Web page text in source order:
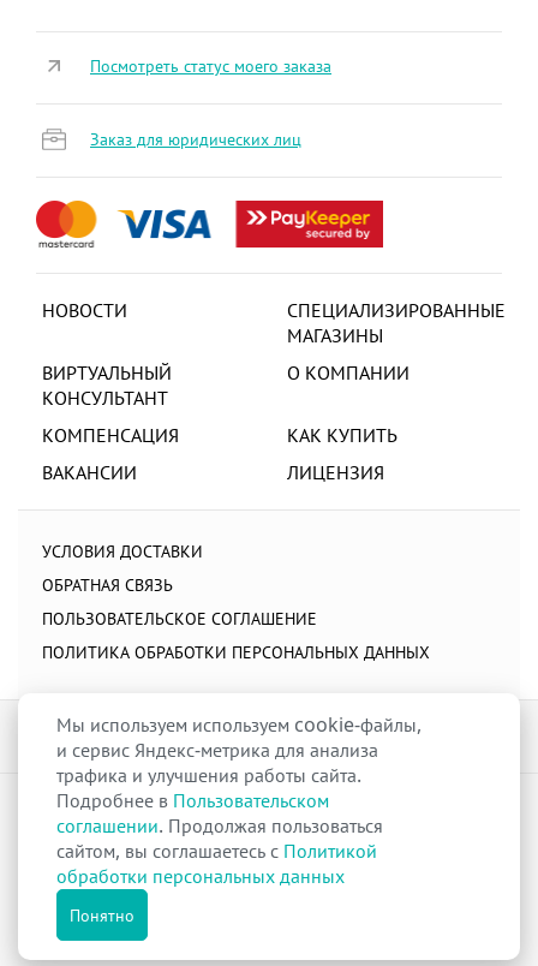
НОВОСТИ
СПЕЦИАЛИЗИРОВАННЫЕ
МАГАЗИНЫ
ВИРТУАЛЬНЫЙ
КОНСУЛЬТАНТ
О КОМПАНИИ
КОМПЕНСАЦИЯ
КАК КУПИТЬ
ВАКАНСИИ
ЛИЦЕНЗИЯ
УСЛОВИЯ ДОСТАВКИ
ОБРАТНАЯ СВЯЗЬ
ПОЛЬЗОВАТЕЛЬСКОЕ СОГЛАШЕНИЕ
ПОЛИТИКА ОБРАБОТКИ ПЕРСОНАЛЬНЫХ ДАННЫХ
Посмотреть статус моего заказа
Заказ для юридических лиц
raduga-ural.ru ©
Группа компаний Радуга
ЛицензияЛ042-00110-77/00263680 от 07 декабря 2017 г.
Разрешение№Р013-00110-66/03100314на дистанционную торговлю
лекарственными препаратами от 02 сентября 2025 г.
Все права защищены
Мы используем используем cookie-файлы,
и сервис Яндекс-метрика для анализа
трафика и улучшения работы сайта.
Подробнее в Пользовательском
соглашении. Продолжая пользоваться
сайтом, вы соглашаетесь с Политикой
обработки персональных данных
Понятно